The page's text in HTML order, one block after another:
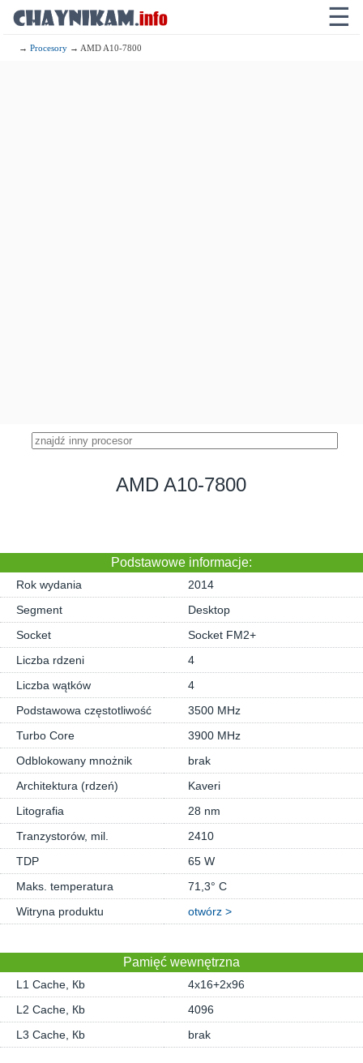
☰
→Procesory → AMD A10-7800
AMD A10-7800
Podstawowe informacje:
Rok wydania
2014
Segment
Desktop
Socket
Socket FM2+
Liczba rdzeni
4
Liczba wątków
4
Podstawowa częstotliwość
3500 MHz
Turbo Core
3900 MHz
Odblokowany mnożnik
brak
Architektura (rdzeń)
Kaveri
Litografia
28 nm
Tranzystorów, mil.
2410
TDP
65 W
Maks. temperatura
71,3° C
Witryna produktu
otwórz >
Pamięć wewnętrzna
L1 Cache, Кb
4x16+2x96
L2 Cache, Кb
4096
L3 Cache, Кb
brak